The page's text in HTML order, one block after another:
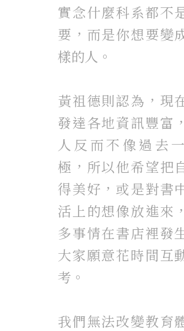
實念什麼科系都不
要，而是你想要變
樣的人。
黃祖德則認為，現
發達各地資訊豐富
人反而不像過去
極，所以他希望把
得美好，或是對書
活上的想像放進來
多事情在書店裡發
大家願意花時間互
考。
我們無法改變教育